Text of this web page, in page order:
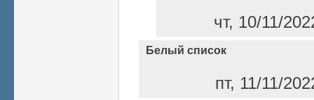
чт, 10/11/
Белый список
пт, 11/11/